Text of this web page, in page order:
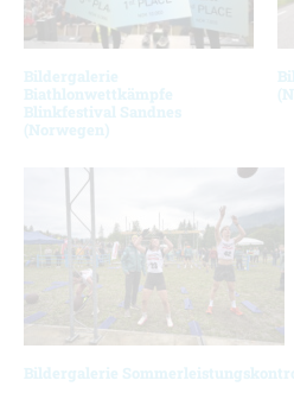
Bildergalerie
Biathlonwettkämpfe
Blinkfestival Sandnes
(Norwegen)
Bildergalerie